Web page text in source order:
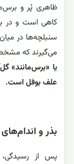
ظاهری پُر و
کاهی است و در
سنبلچه‌ها در
می‌گیرند که
یا «برس‌مانند»
علف بوفل است.
بذر و
پس از